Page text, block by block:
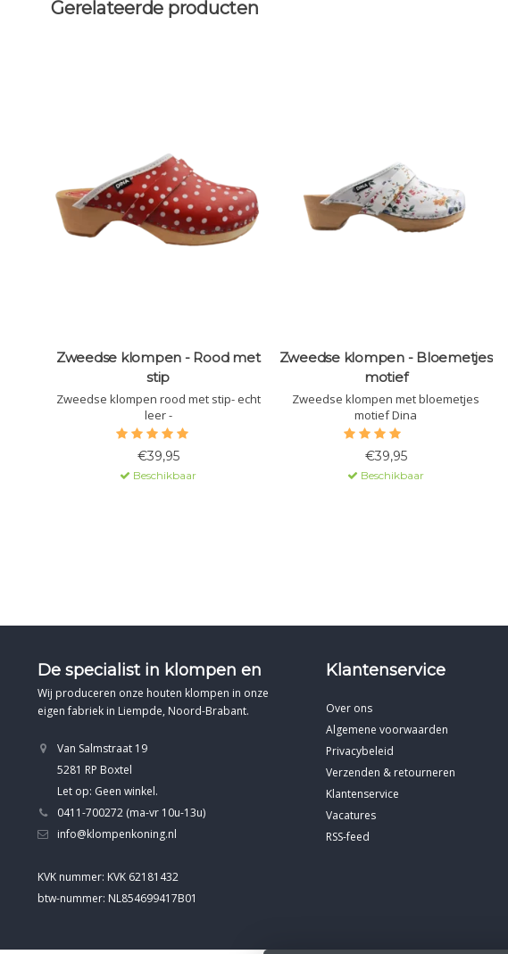
Gerelateerde producten
Zweedse klompen - Rood met
stip
Zweedse klompen rood met stip- echt
leer -
€39,95
Beschikbaar
Zweedse klompen - Bloemetjes
motief
Zweedse klompen met bloemetjes
motief Dina
€39,95
Beschikbaar
De specialist in klompen en
Wij produceren onze houten klompen in onze
eigen fabriek in Liempde, Noord-Brabant.
Van Salmstraat 19
5281 RP Boxtel
Let op: Geen winkel.
0411-700272 (ma-vr 10u-13u)
info@klompenkoning.nl
KVK nummer: KVK 62181432
btw-nummer: NL854699417B01
Klantenservice
Over ons
Algemene voorwaarden
Privacybeleid
Verzenden & retourneren
Klantenservice
Vacatures
RSS-feed